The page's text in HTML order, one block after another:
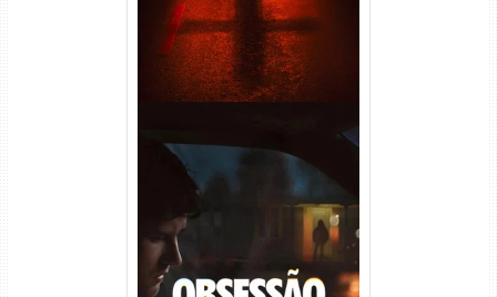
Obsessão Torrent (2026)
WEB-DL 1080p/4K Dual
Áudio